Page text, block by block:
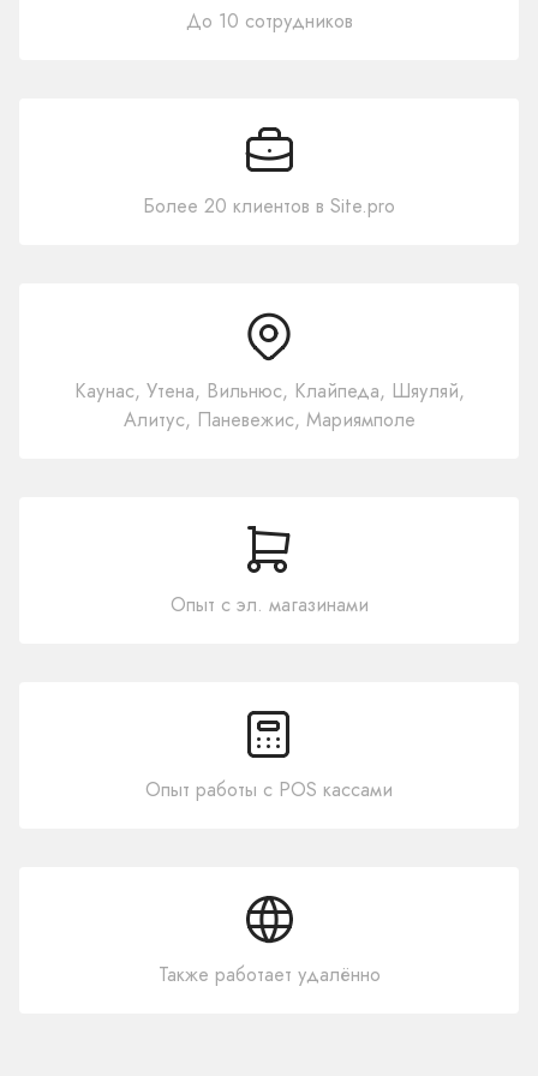
До 10 сотрудников
Более 20 клиентов в Site.pro
Каунас, Утена, Вильнюс, Клайпеда, Шяуляй,
Алитус, Паневежис, Мариямполе
Опыт с эл. магазинами
Опыт работы с POS кассами
Также работает удалённо